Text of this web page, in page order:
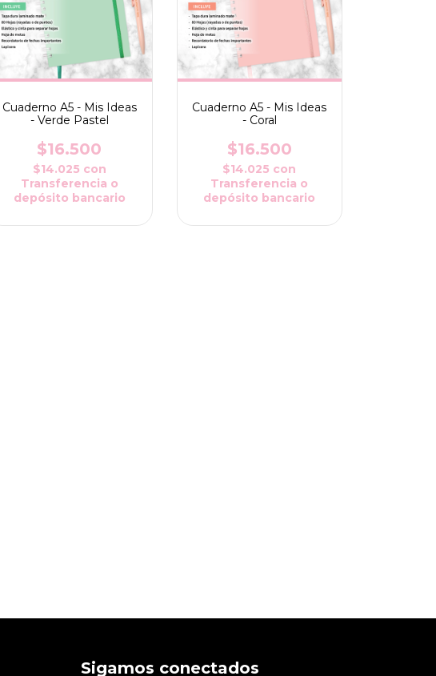
Cuaderno A5 - Mis Ideas
- Verde Pastel
$16.500
$14.025 con
Transferencia o
depósito bancario
Cuaderno A5 - Mis Ideas
- Coral
$16.500
$14.025 con
Transferencia o
depósito bancario
Sigamos conectados